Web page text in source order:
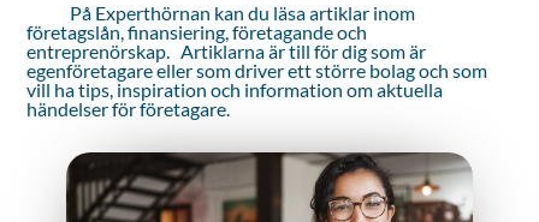
På Experthörnan kan du läsa artiklar inom
företagslån, finansiering, företagande och
entreprenörskap. Artiklarna är till för dig som är
egenföretagare eller som driver ett större bolag och som
vill ha tips, inspiration och information om aktuella
händelser för företagare.